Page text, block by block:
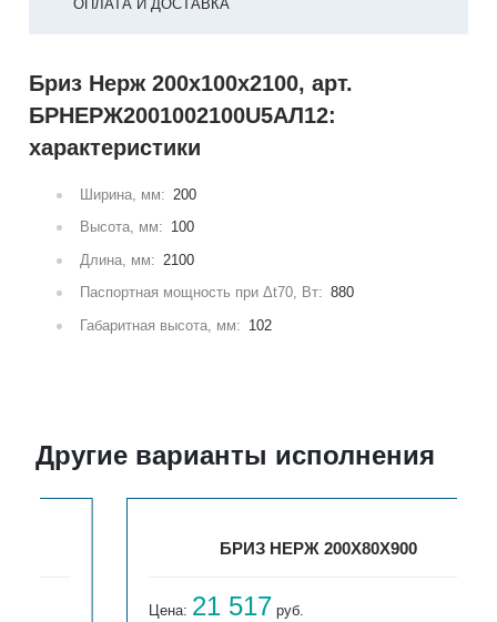
ОПЛАТА И ДОСТАВКА
Бриз Нерж 200х100х2100, арт.
БРНЕРЖ2001002100U5АЛ12:
характеристики
Ширина, мм: 200
Высота, мм: 100
Длина, мм: 2100
Паспортная мощность при Δt70, Вт: 880
Габаритная высота, мм: 102
Другие варианты исполнения
БРИЗ НЕРЖ 200Х80Х900
21 517руб.